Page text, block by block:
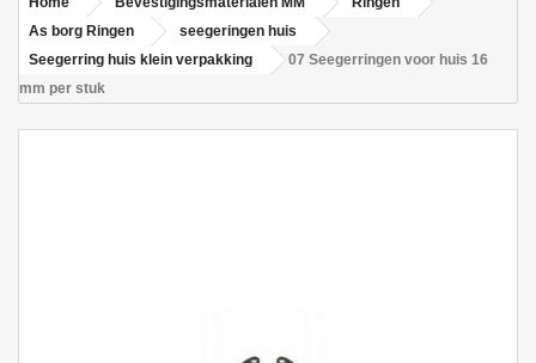
As borg Ringen
seegeringen huis
Seegerring huis klein verpakking
07 Seegerringen voor huis 16
mm per stuk